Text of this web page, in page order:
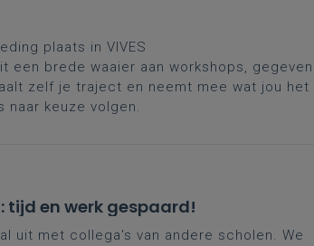
plaats in VIVES
een brede waaier aan workshops, gegeven
zelf je traject en neemt mee wat jou het
keuze volgen.
tijd en werk gespaard!
uit met collega's van andere scholen. We